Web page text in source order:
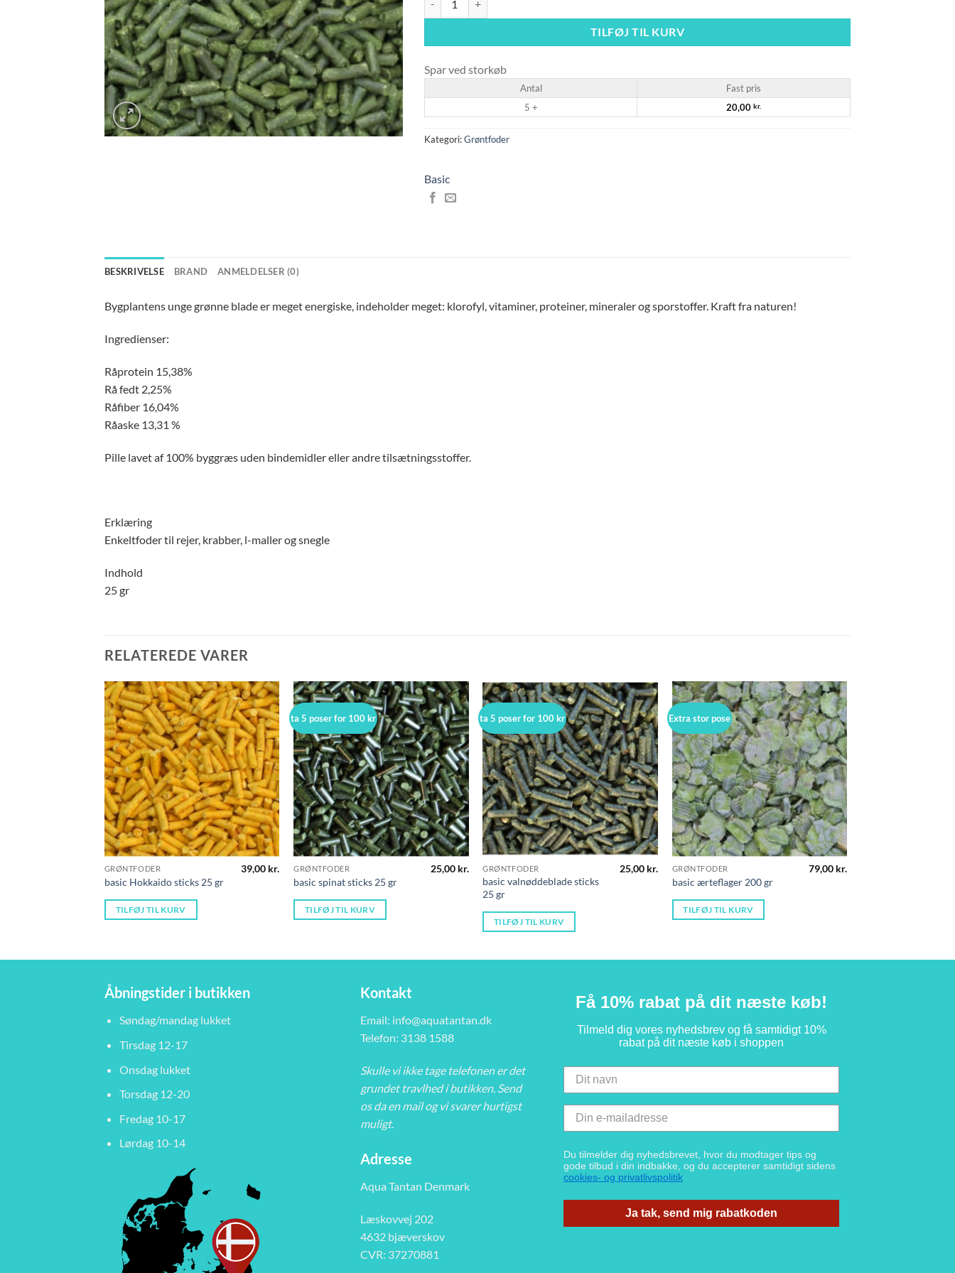
TILFØJ TIL KURV
Spar ved storkøb
Antal
Fast pris
5 +
20,00 kr.
Kategori:Grøntfoder
Basic
BESKRIVELSE BRAND ANMELDELSER (0)
Bygplantens unge grønne blade er meget energiske, indeholder meget: klorofyl, vitaminer, proteiner, mineraler og sporstoffer. Kraft fra naturen!
Ingredienser:
Råprotein 15,38%
Rå fedt 2,25%
Råfiber 16,04%
Råaske 13,31 %
Pille lavet af 100% byggræs uden bindemidler eller andre tilsætningsstoffer.
Erklæring
Enkeltfoder til rejer, krabber, l-maller og snegle
Indhold
25 gr
RELATEREDE VARER
GRØNTFODER
basic Hokkaido sticks 25 gr
39,00 kr.
TILFØJ TIL KURV
ta 5 poser for 100 kr
GRØNTFODER
basic spinat sticks 25 gr
25,00 kr.
TILFØJ TIL KURV
ta 5 poser for 100 kr
GRØNTFODER
basic valnøddeblade sticks
25 gr
25,00 kr.
TILFØJ TIL KURV
Extra stor pose
GRØNTFODER
basic ærteflager 200 gr
79,00 kr.
TILFØJ TIL KURV
Åbningstider i butikken
Søndag/mandag lukket
Tirsdag 12-17
Onsdag lukket
Torsdag 12-20
Fredag 10-17
Lørdag 10-14
Kontakt
Email: info@aquatantan.dk
Telefon: 3138 1588
Skulle vi ikke tage telefonen er det
grundet travlhed i butikken. Send
os da en mail og vi svarer hurtigst
muligt.
Adresse
Aqua Tantan Denmark
Læskovvej 202
4632 bjæverskov
CVR: 37270881
Få 10% rabat på dit næste køb!
Tilmeld dig vores nyhedsbrev og få samtidigt 10%
rabat på dit næste køb i shoppen
Du tilmelder dig nyhedsbrevet, hvor du modtager tips og
gode tilbud i din indbakke, og du accepterer samtidigt sidens
cookies- og privatlivspolitik
Ja tak, send mig rabatkoden